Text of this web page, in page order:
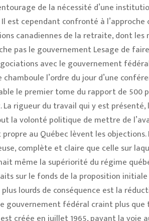
de la nécessité d’une
est cependant confronté à
canadiennes de la retraite, dont les
pas le gouvernement Lesage de
avec le gouvernement
chamboule l’ordre du jour d’une
le premier tome du rapport de 500
rigueur du travail qui y est présenté,
la volonté politique de mettre de
au Québec lèvent les objections.
complète et claire que celle sur
même la supériorité du régime
sur le fonds de la proposition initiale
lourds de conséquence est la
gouvernement fédéral craint plus que